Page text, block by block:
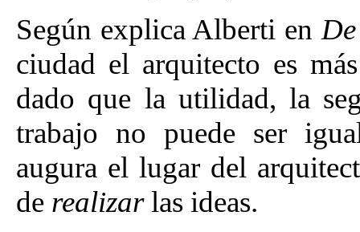
Según explica Alberti en
ciudad el arquitecto es
dado que la utilidad, la
trabajo no puede ser
augura el lugar del
de realizarlas ideas.